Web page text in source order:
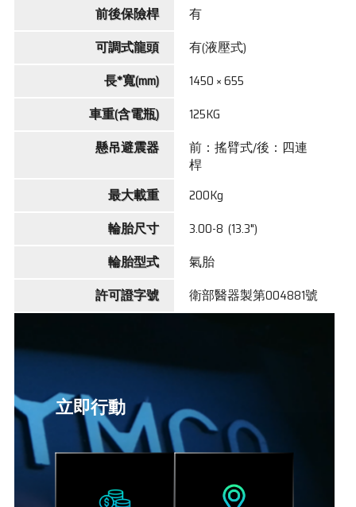
前後保險桿
有
可調式龍頭
有(液壓式)
長*寬(mm)
1450 × 655
車重(含電瓶)
125KG
懸吊避震器
前：搖臂式/後：四連
桿
最大載重
200Kg
輪胎尺寸
3.00-8 (13.3")
輪胎型式
氣胎
許可證字號
衛部醫器製第004881號
立即行動